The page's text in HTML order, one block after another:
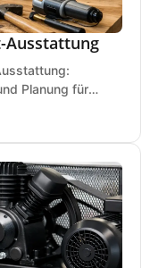
Ausstattung
Planung für